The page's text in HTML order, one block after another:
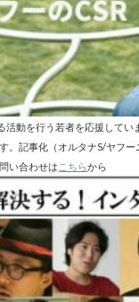
活動を行う若者を応援して
。記事化（オルタナS/ヤフ
い合わせは こちらから